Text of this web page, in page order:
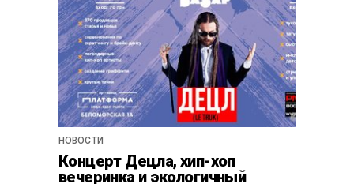
НОВОСТИ
Концерт Децла, хип-хоп
вечеринка и экологичный